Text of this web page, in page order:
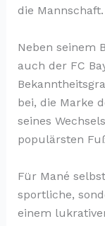
die Mannschaft.
Neben seinem
auch der FC
bei, die Marke
seines
populärsten
Für Mané
sportliche,
einem